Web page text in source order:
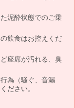
泥酔状態でのご乗
飲食はお控えくだ
座席が汚れる、臭
為（騒ぐ、音漏
ださい。